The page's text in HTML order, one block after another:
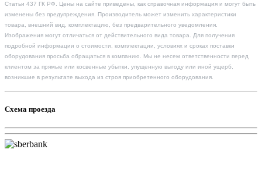
Статьи 437 ГК РФ. Цены на сайте приведены, как справочная информация и могут быть
изменены без предупреждения. Производитель может изменить характеристики
товара, внешний вид, комплектацию, без предварительного уведомления.
Изображения могут отличаться от действительного вида товара. Для получения
подробной информации о стоимости, комплектации, условиях и сроках поставки
оборудования просьба обращаться в компанию. Мы не несем ответственности перед
клиентом за прямые или косвенные убытки, упущенную выгоду или иной ущерб,
возникшие в результате выхода из строя приобретенного оборудования.
Схема проезда